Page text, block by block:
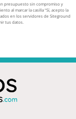
presupuesto sin compromiso y
al marcar la casilla “Sí, acepto la
en los servidores de Siteground
tus datos.